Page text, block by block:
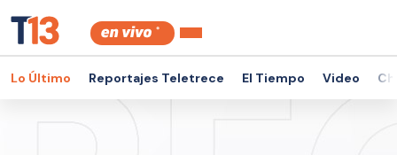
Lo Último Reportajes Teletrece El Tiempo Video